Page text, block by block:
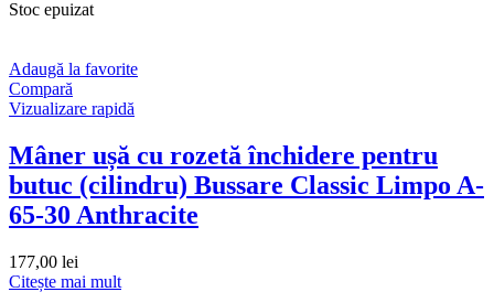
Stoc epuizat
Adaugă la favorite
Compară
Vizualizare rapidă
Mâner ușă cu rozetă închidere pentru
butuc (cilindru) Bussare Classic Limpo A-
65-30 Anthracite
177,00 lei
Citește mai mult